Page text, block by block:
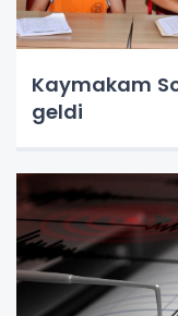
Kaymakam
geldi